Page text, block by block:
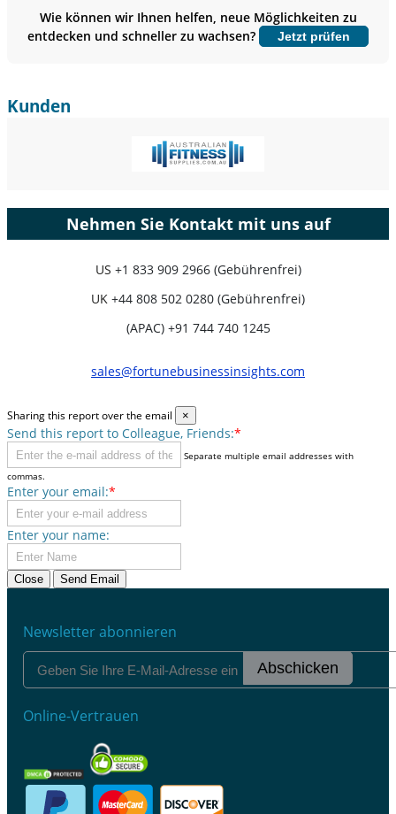
Jetzt anpassen
Wie können wir Ihnen helfen, neue Möglichkeiten zu
entdecken und schneller zu wachsen?
Jetzt prüfen
Kunden
Nehmen Sie Kontakt mit uns auf
US +1 833 909 2966 (Gebührenfrei)
UK +44 808 502 0280 (Gebührenfrei)
(APAC) +91 744 740 1245
sales@fortunebusinessinsights.com
Sharing this report over the email ×
Send this report to Colleague, Friends:*
Separate multiple email addresses with
commas.
Enter your email:*
Enter your name:
Close Send Email
Newsletter abonnieren
Abschicken
Online-Vertrauen